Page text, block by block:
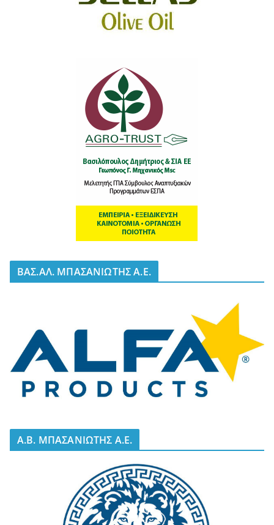
BΑΣ.ΑΛ. ΜΠΑΣΑΝΙΩΤΗΣ Α.Ε.
A.B. ΜΠΑΣΑΝΙΩΤΗΣ Α.Ε.